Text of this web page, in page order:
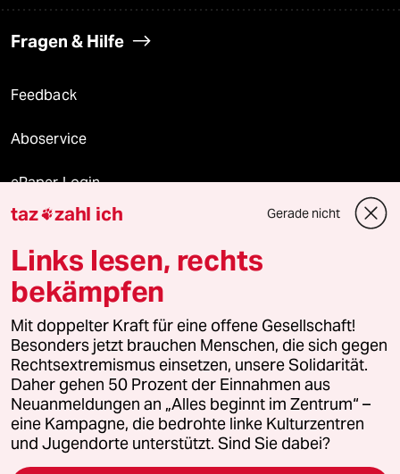
Fragen & Hilfe
Feedback
Aboservice
ePaper Login
Downloads für Abonnierende
© 2026 taz Verlags und Vertriebs GmbH
Alle Rechte vorbehalten. Bei rechtlichen Fragen oder für Genehmigungen
wenden Sie sich bitte an
lizenzen@taz.de
Feedback Redaktionsstatut Kommune-Richtlinien
Leitlinie Informant Datenschutz Impressum AGB
taz zahl ich Gerade nicht
Links lesen, rechts
bekämpfen
Mit doppelter Kraft für eine offene Gesellschaft!
Besonders jetzt brauchen Menschen, die sich gegen
Rechtsextremismus einsetzen, unsere Solidarität.
Daher gehen 50 Prozent der Einnahmen aus
Neuanmeldungen an „Alles beginnt im Zentrum“ –
eine Kampagne, die bedrohte linke Kulturzentren
und Jugendorte unterstützt. Sind Sie dabei?